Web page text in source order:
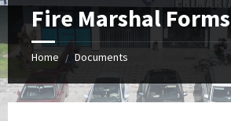
Fire Marshal Forms
Home / Documents